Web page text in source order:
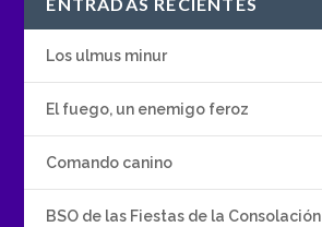
ENTRADAS RECIENTES
Los ulmus minur
El fuego, un enemigo feroz
Comando canino
BSO de las Fiestas de la Consolación